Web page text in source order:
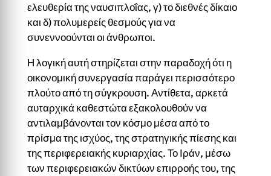
ελευθερία της ναυσιπλοΐας, γ) το διεθνές δίκαιο
και δ) πολυμερείς θεσμούς για να
συνεννοούνται οι άνθρωποι.
Η λογική αυτή στηρίζεται στην παραδοχή ότι η
οικονομική συνεργασία παράγει περισσότερο
πλούτο από τη σύγκρουση. Αντίθετα, αρκετά
αυταρχικά καθεστώτα εξακολουθούν να
αντιλαμβάνονται τον κόσμο μέσα από το
πρίσμα της ισχύος, της στρατηγικής πίεσης και
της περιφερειακής κυριαρχίας. Το Ιράν, μέσω
των περιφερειακών δικτύων επιρροής του, της